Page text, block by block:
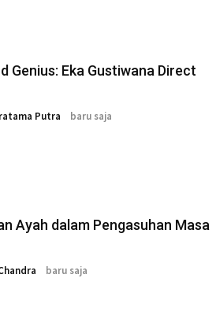
Genius: Eka Gustiwana Direct
Putra baru saja
Ayah dalam Pengasuhan Masa
baru saja